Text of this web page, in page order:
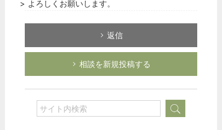
> よろしくお願いします。
返信
相談を新規投稿する